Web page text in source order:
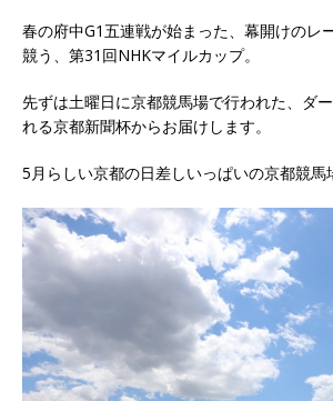
春の府中G1五連戦が始まった、幕開けのレ
競う、第31回NHKマイルカップ。
先ずは土曜日に京都競馬場で行われた、ダ
れる京都新聞杯からお届けします。
5月らしい京都の日差しいっぱいの京都競馬